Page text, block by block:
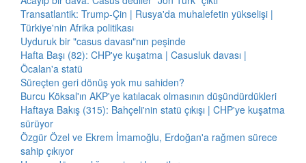
Transatlantik: Trump-Çin | Rusya'da muhalefetin yükselişi |
Türkiye'nin Afrika politikası
Uyduruk bir "casus davası"nın peşinde
Hafta Başı (82): CHP'ye kuşatma | Casusluk davası |
Öcalan'a statü
Süreçten geri dönüş yok mu sahiden?
Burcu Köksal'ın AKP'ye katılacak olmasının düşündürdükleri
Haftaya Bakış (315): Bahçeli'nin statü çıkışı | CHP'ye kuşatma
sürüyor
Özgür Özel ve Ekrem İmamoğlu, Erdoğan'a rağmen sürece
sahip çıkıyor